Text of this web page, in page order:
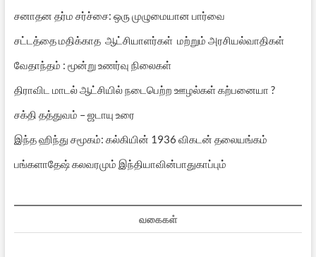
சனாதன தர்ம சர்ச்சை: ஒரு முழுமையான பார்வை
சட்டத்தை மதிக்காத ஆட்சியாளர்கள் மற்றும் அரசியல்வாதிகள்
வேதாந்தம் : மூன்று உணர்வு நிலைகள்
திராவிட மாடல் ஆட்சியில் நடைபெற்ற ஊழல்கள் கற்பனையா ?
சக்தி தத்துவம் – ஜடாயு உரை
இந்த ஹிந்து சமூகம்: கல்கியின் 1936 விகடன் தலையங்கம்
பங்களாதேஷ் கலவரமும் இந்தியாவின்பாதுகாப்பும்
வகைகள்